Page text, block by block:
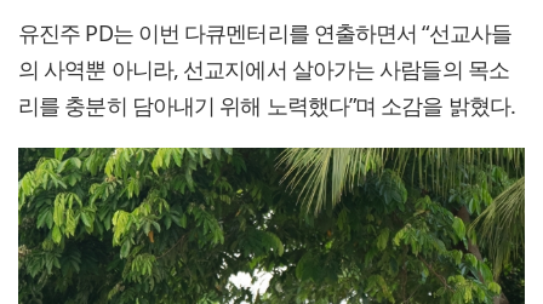
유진주 PD는 이번 다큐멘터리를 연출하면서 “선교사들
의 사역뿐 아니라, 선교지에서 살아가는 사람들의 목소
리를 충분히 담아내기 위해 노력했다”며 소감을 밝혔다.